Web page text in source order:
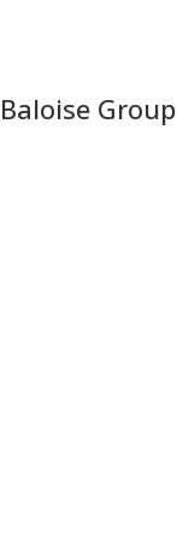
Baloise Group